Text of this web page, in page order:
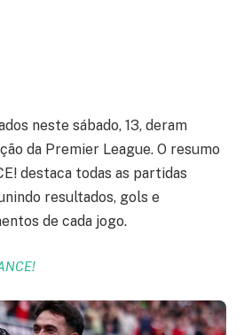
neste sábado, 13, deram
da Premier League. O resumo
destaca todas as partidas
resultados, gols e
de cada jogo.